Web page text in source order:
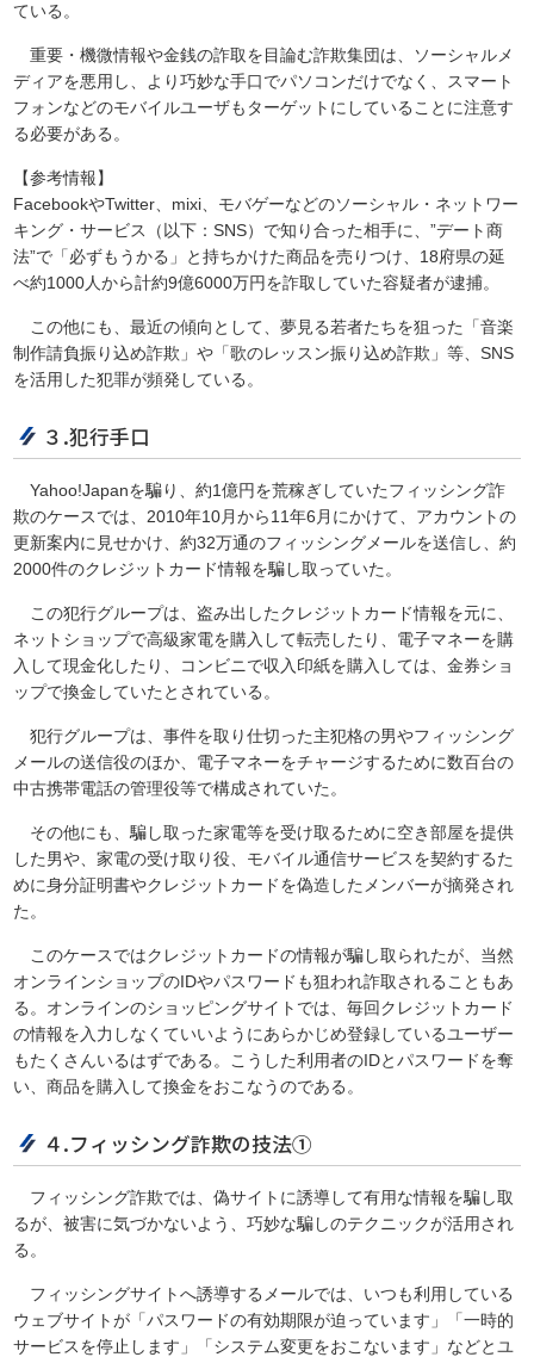
ている。
重要・機微情報や金銭の詐取を目論む詐欺集団は、ソーシャルメ
ディアを悪用し、より巧妙な手口でパソコンだけでなく、スマート
フォンなどのモバイルユーザもターゲットにしていることに注意す
る必要がある。
【参考情報】
FacebookやTwitter、mixi、モバゲーなどのソーシャル・ネットワー
キング・サービス（以下：SNS）で知り合った相手に、”デート商
法”で「必ずもうかる」と持ちかけた商品を売りつけ、18府県の延
べ約1000人から計約9億6000万円を詐取していた容疑者が逮捕。
この他にも、最近の傾向として、夢見る若者たちを狙った「音楽
制作請負振り込め詐欺」や「歌のレッスン振り込め詐欺」等、SNS
を活用した犯罪が頻発している。
３.犯行手口
Yahoo!Japanを騙り、約1億円を荒稼ぎしていたフィッシング詐
欺のケースでは、2010年10月から11年6月にかけて、アカウントの
更新案内に見せかけ、約32万通のフィッシングメールを送信し、約
2000件のクレジットカード情報を騙し取っていた。
この犯行グループは、盗み出したクレジットカード情報を元に、
ネットショップで高級家電を購入して転売したり、電子マネーを購
入して現金化したり、コンビニで収入印紙を購入しては、金券ショ
ップで換金していたとされている。
犯行グループは、事件を取り仕切った主犯格の男やフィッシング
メールの送信役のほか、電子マネーをチャージするために数百台の
中古携帯電話の管理役等で構成されていた。
その他にも、騙し取った家電等を受け取るために空き部屋を提供
した男や、家電の受け取り役、モバイル通信サービスを契約するた
めに身分証明書やクレジットカードを偽造したメンバーが摘発され
た。
このケースではクレジットカードの情報が騙し取られたが、当然
オンラインショップのIDやパスワードも狙われ詐取されることもあ
る。オンラインのショッピングサイトでは、毎回クレジットカード
の情報を入力しなくていいようにあらかじめ登録しているユーザー
もたくさんいるはずである。こうした利用者のIDとパスワードを奪
い、商品を購入して換金をおこなうのである。
４.フィッシング詐欺の技法①
フィッシング詐欺では、偽サイトに誘導して有用な情報を騙し取
るが、被害に気づかないよう、巧妙な騙しのテクニックが活用され
る。
フィッシングサイトへ誘導するメールでは、いつも利用している
ウェブサイトが「パスワードの有効期限が迫っています」「一時的
サービスを停止します」「システム変更をおこないます」などとユ